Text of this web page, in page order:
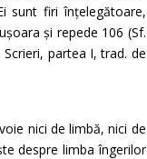
sunt firi înțelegătoare,
și repede 106 (Sf.
partea I, trad. de
nici de limbă, nici de
despre limba îngerilor